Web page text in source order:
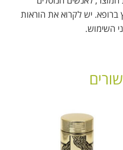
ברופא. יש לקרוא את הוראות
השימוש.